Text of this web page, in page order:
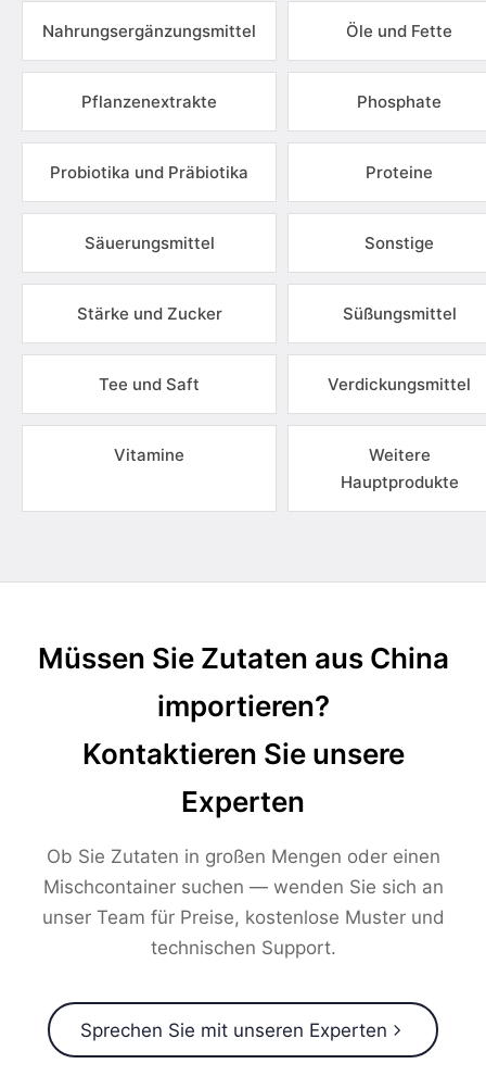
Nahrungsergänzungsmittel Öle und Fette
Pflanzenextrakte Phosphate
Probiotika und Präbiotika Proteine
Säuerungsmittel Sonstige
Stärke und Zucker Süßungsmittel
Tee und Saft Verdickungsmittel
Vitamine
Weitere
Hauptprodukte
Müssen Sie Zutaten aus China
importieren?
Kontaktieren Sie unsere
Experten
Ob Sie Zutaten in großen Mengen oder einen
Mischcontainer suchen — wenden Sie sich an
unser Team für Preise, kostenlose Muster und
technischen Support.
Sprechen Sie mit unseren Experten